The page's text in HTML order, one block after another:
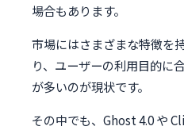
場合もあります。
市場にはさまざまな特徴を
り、ユーザーの利用目的に
が多いのが現状です。
その中でも、Ghost 4.0 や